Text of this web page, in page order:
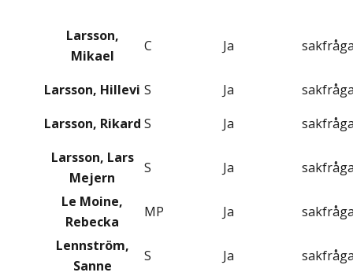
Larsson,
Mikael
C Ja
Larsson, Hillevi S Ja
Larsson, Rikard S Ja
Larsson, Lars
Mejern
S Ja
Le Moine,
Rebecka
MP Ja
Lennström,
Sanne
S Ja